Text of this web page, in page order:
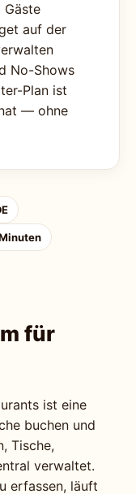
Gäste
auf der
No-Shows
Plan ist
— ohne
für
ist eine
buchen und
Tische,
verwaltet.
erfassen, läuft